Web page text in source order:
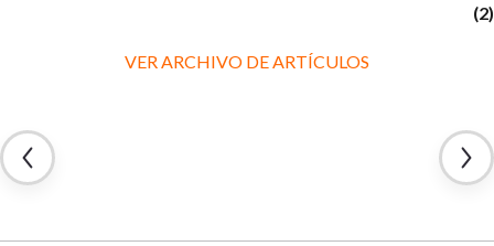
(2)
VER ARCHIVO DE ARTÍCULOS